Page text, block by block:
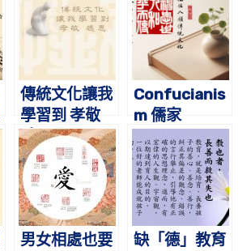
傳統文化讓我
學習到 孝敬
感恩
Confucianis
m 儒家
男女相處也要
缺「德」教育